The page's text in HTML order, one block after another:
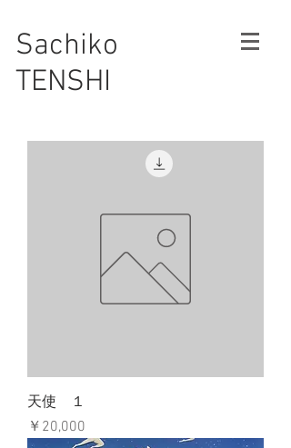
Sachiko
TENSHI
天使 １
価格
￥20,000